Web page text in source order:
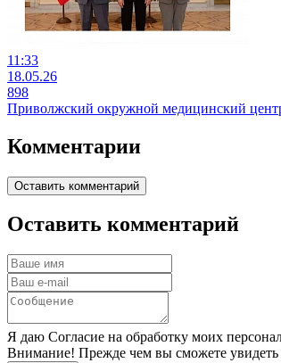
11:33
18.05.26
898
Приволжский окружной медицинский
Комментарии
Оставить комментарий
Оставить комментарий
Я даю Согласие на обработку моих
Внимание! Прежде чем вы сможете увидеть